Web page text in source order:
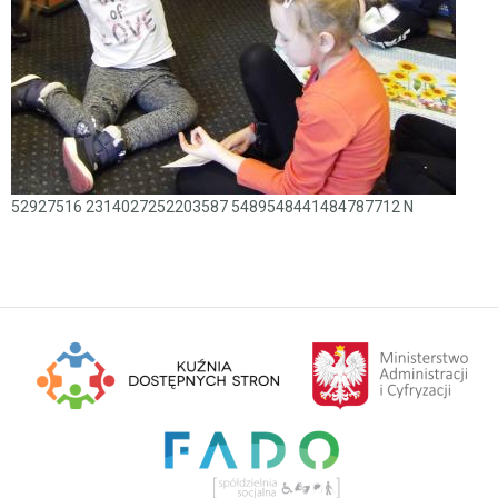
52927516 2314027252203587 5489548441484787712 N